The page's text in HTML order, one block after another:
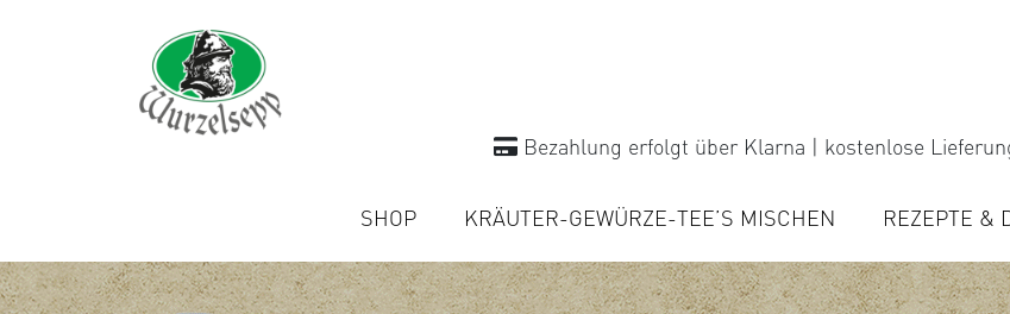
Bezahlung erfolgt über Klarna | kostenlose
SHOP KRÄUTER-GEWÜRZE-TEE’S MISCHEN REZEPTE &